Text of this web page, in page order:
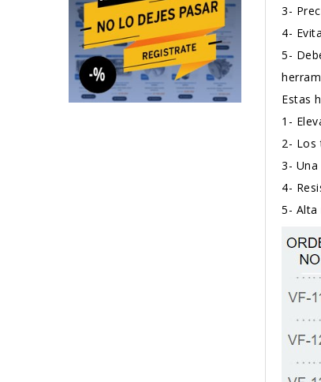
3-
4-
5-
Estas
1-
2- Los
3-
4-
5- Alta